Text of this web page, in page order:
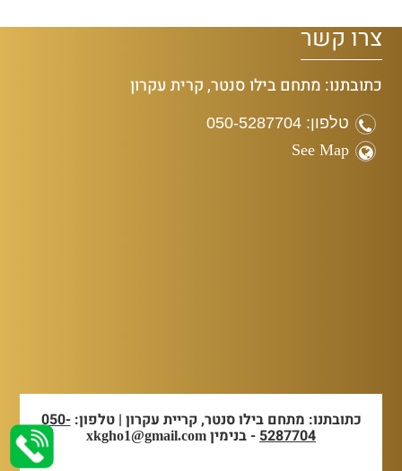
צרו קשר
כתובתנו: מתחם בילו סנטר, קרית עקרון
טלפון: 050-5287704
See Map
כתובתנו: מתחם בילו סנטר, קריית עקרון | טלפון:050-
5287704- בנימין xkgho1@gmail.com